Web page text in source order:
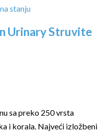
stanju
Urinary Struvite
sa preko 250 vrsta
i korala. Najveći izložbeni